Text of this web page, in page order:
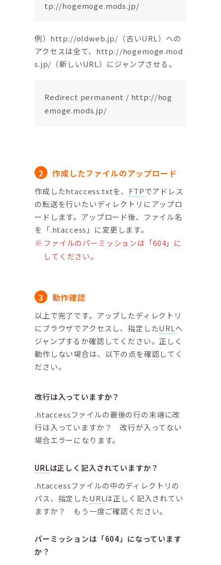
tp://hogemoge.mods.jp/
例）http://oldweb.jp/（古いURL）への
アクセスは全て、http://hogemoge.mod
s.jp/（新しいURL）にジャンプさせる。
Redirect permanent / http://hog
emoge.mods.jp/
作成したファイルのアップロード
作成したhtaccess.txtを、 FTPでアドレス
の転送を行いたいディレクトリにアップロ
ードします。アップロード後、ファイル名
を「.htaccess」に変更します。
ファイルのパーミッションは「604」に
してください。
動作確認
以上で完了です。アップしたディレクトリ
にブラウザでアクセスし、指定したURLへ
ジャンプするか確認してください。正しく
動作しない場合は、以下の点を確認してく
ださい。
改行は入っていますか？
.htaccessファイルの最後の行の末端に改
行は入っていますか？ 改行が入ってない
場合エラーになります。
URLは正しく記入されていますか？
.htaccessファイルの中のディレクトリの
パス、指定したURLは正しく記入されてい
ますか？ もう一度ご確認ください。
パーミッションは「604」になっています
か？